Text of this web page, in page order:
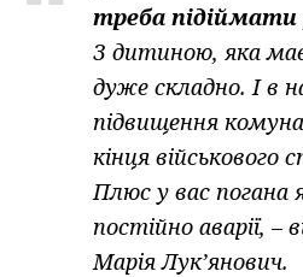
треба
З дитиною, яка має
дуже складно. І в
підвищення
кінця військового
Плюс у вас погана
постійно аварії, –
Марія Лук’янович.